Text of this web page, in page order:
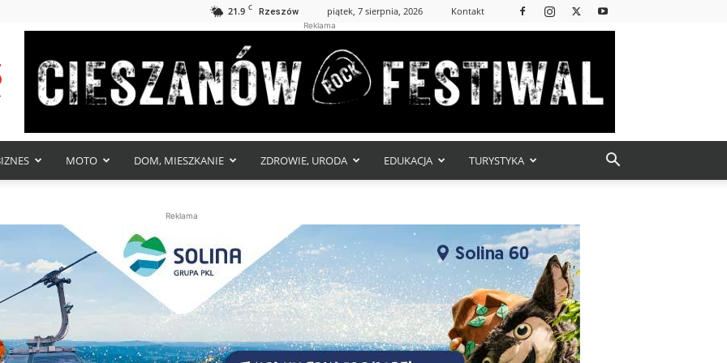
21.9 C Rzeszów piątek, 7 sierpnia, 2026 Kontakt
Reklama
MOTO DOM, MIESZKANIE ZDROWIE, URODA EDUKACJA TURYSTYKA
Reklama